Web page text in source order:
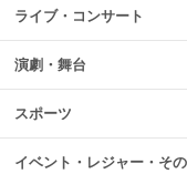
ライブ・コンサート
演劇・舞台
スポーツ
イベント・レジャー・そ